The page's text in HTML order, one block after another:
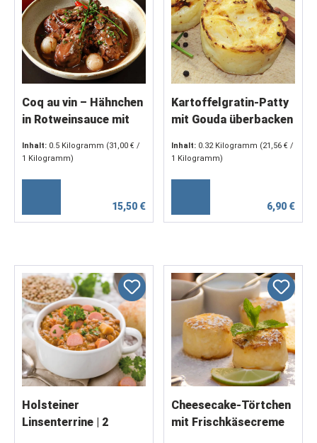
Coq au vin – Hähnchen
in Rotweinsauce mit
Perlzwiebeln (2 x 250
Inhalt: 0.5 Kilogramm (31,00 € /
1 Kilogramm)
15,50 €
Kartoffelgratin-Patty
mit Gouda überbacken
Inhalt: 0.32 Kilogramm (21,56 € /
1 Kilogramm)
6,90 €
Holsteiner
Linsenterrine | 2
Cheesecake-Törtchen
mit Frischkäsecreme